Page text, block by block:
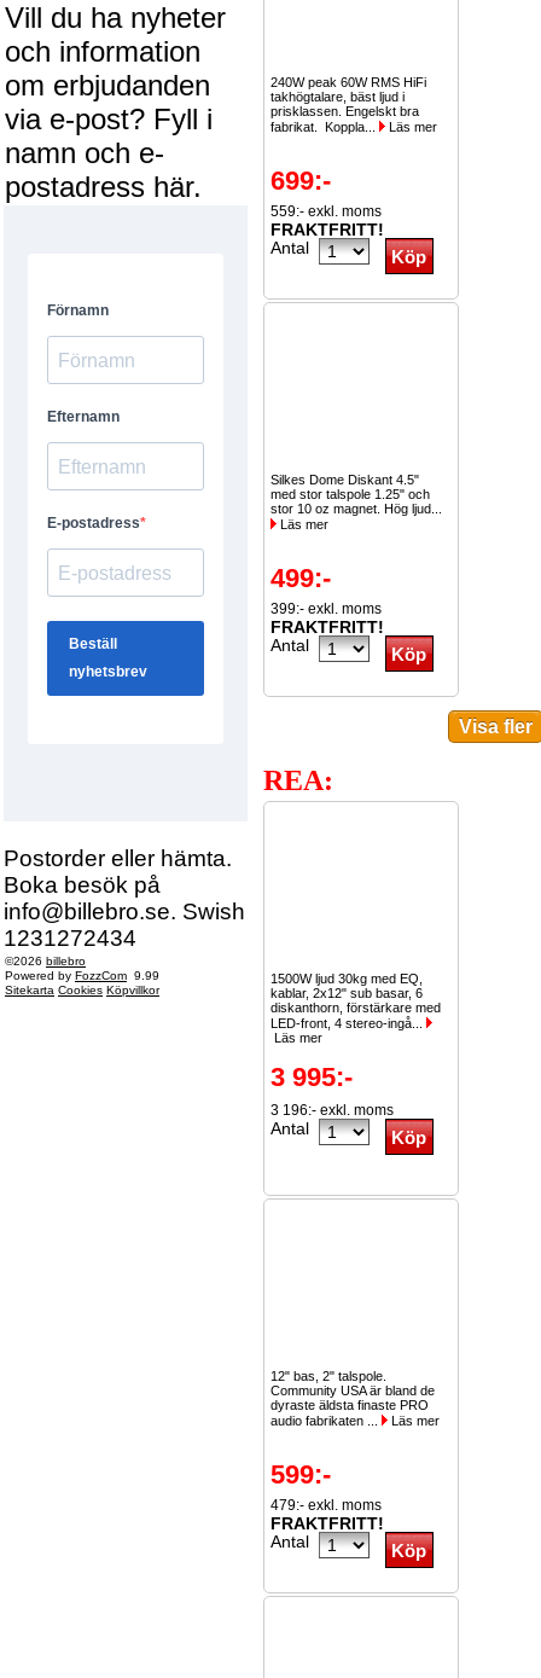
Vill du ha nyheter
och information
om erbjudanden
via e-post? Fyll i
namn och e-
postadress här.
Postorder eller hämta.
Boka besök på
info@billebro.se. Swish
1231272434
©2026 billebro
Powered by FozzCom 9.99
Sitekarta Cookies Köpvillkor
240W peak 60W RMS HiFi
takhögtalare, bäst ljud i
prisklassen. Engelskt bra
fabrikat. Koppla...
Läs mer
699:-
559:- exkl. moms
FRAKTFRITT!
Antal
Silkes Dome Diskant 4.5"
med stor talspole 1.25" och
stor 10 oz magnet. Hög ljud...
Läs mer
499:-
399:- exkl. moms
FRAKTFRITT!
Antal
REA:
1500W ljud 30kg med EQ,
kablar, 2x12" sub basar, 6
diskanthorn, förstärkare med
LED-front, 4 stereo-ingå...
Läs mer
3 995:-
3 196:- exkl. moms
Antal
12" bas, 2" talspole.
Community USA är bland de
dyraste äldsta finaste PRO
audio fabrikaten ...
Läs mer
599:-
479:- exkl. moms
FRAKTFRITT!
Antal